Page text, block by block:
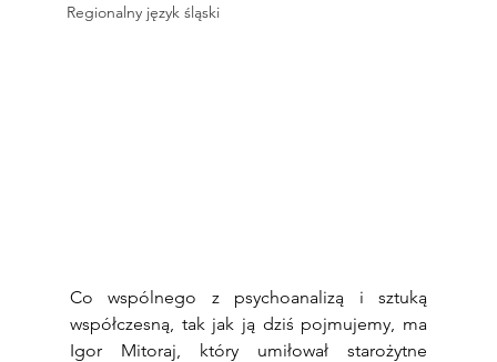
Regionalny język śląski
Co wspólnego z psychoanalizą i sztuką
współczesną, tak jak ją dziś pojmujemy, ma
Igor Mitoraj, który umiłował starożytne